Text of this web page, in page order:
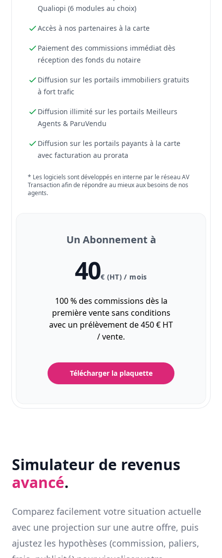
Qualiopi (6 modules au choix)
Accès à nos partenaires à la carte
Paiement des commissions immédiat dès
réception des fonds du notaire
Diffusion sur les portails immobiliers gratuits
à fort trafic
Diffusion illimité sur les portails Meilleurs
Agents & ParuVendu
Diffusion sur les portails payants à la carte
avec facturation au prorata
* Les logiciels sont développés en interne par le réseau AV
Transaction afin de répondre au mieux aux besoins de nos
agents.
Un Abonnement à
40€ (HT) / mois
100 % des commissions dès la
première vente sans conditions
avec un prélèvement de 450 € HT
/ vente.
Télécharger la plaquette
Simulateur de revenus
avancé.
Comparez facilement votre situation actuelle
avec une projection sur une autre offre, puis
ajustez les hypothèses (commission, paliers,